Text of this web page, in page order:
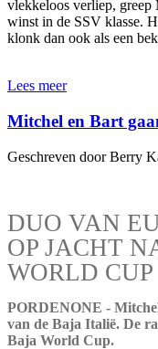
vlekkeloos verliep,
winst in de SSV klasse.
klonk dan ook als een
Lees meer
Mitchel en Bart
Geschreven door Berry
DUO VAN
OP JACHT
WORLD CUP
PORDENONE -
van de Baja Italië. De
Baja World Cup.